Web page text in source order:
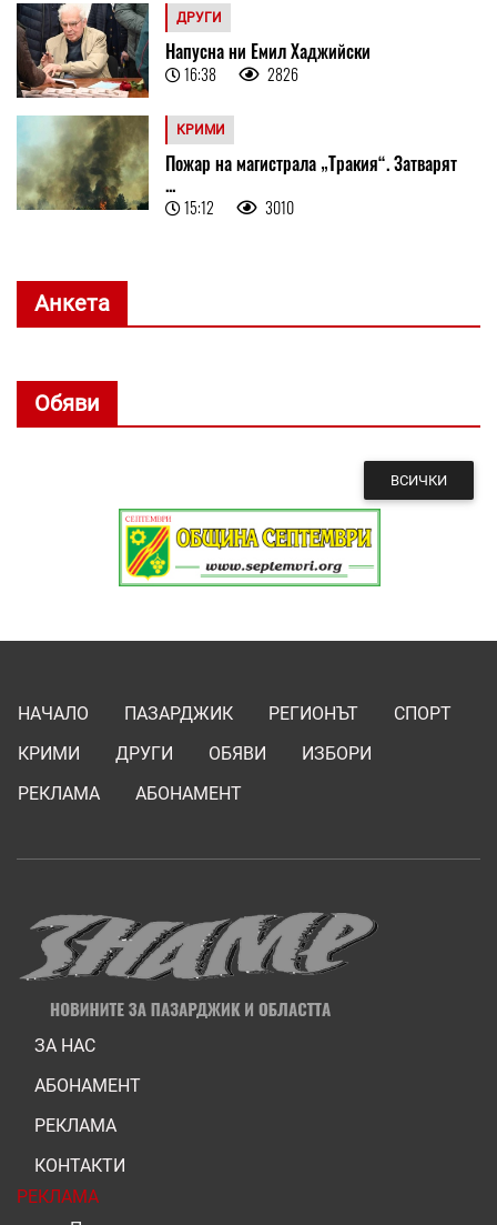
ДРУГИ
Напусна ни Емил Хаджийски
16:38 2826
КРИМИ
Пожар на магистрала „Тракия“. Затварят
...
15:12 3010
Анкета
Обяви
ВСИЧКИ
НАЧАЛО ПАЗАРДЖИК РЕГИОНЪТ
СПОРТ
КРИМИ
ДРУГИ ОБЯВИ
ИЗБОРИ
РЕКЛАМА
АБОНАМЕНТ
ЗА НАС
АБОНАМЕНТ
РЕКЛАМА
КОНТАКТИ
РЕКЛАМА